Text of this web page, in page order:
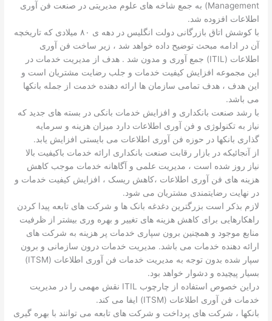
Management) به جمع شاخه های علوم مدیریتی در صنعت فن آوری
اطلاعات افزوده شد.
با کوشش اتاق بازرگانی دولت انگلیس در دهه ی ۸۰ میلادی که تاریخچه
آن در ادامه مبحث توضیح داده خواهد شد ، زیر ساخت فن آوری
اطلاعات (ITIL) جمع آوری و مدون شد . هدف از مدیریت خدمات در
این مجموعه افزایش کیفیت خدمات و جلب رضایت مشتریان است و
این هدف ، هدف تمامی سازمان ها ارائه دهنده خدمت از جمله بانکها
می باشد.
با رشد صنعت بانکداری و افزایش خدمات بانکی در بسته های جدید که
نیاز به تکنولوژی و فن آوری اطلاعات دارد میزان هزینه و سرمایه
گذاری بانکها در حوزه فن آوری اطلاعات می بایستی افزایش یابد.
از آنجائیکه در بازار رقابت صنعت بانکداری ارائه خدمات باکیفیت بالا
نیاز روز شده است ، مدیریت علمی و آگاهانه خدمات موجب کاهش
هزینه های فن آوری اطلاعات ،کاهش ریسک ، افزایش کیفیت خدمات و
در نهایت رضایتمندی مشتریان می شود.
لازم بذکر است بزرگترین دغدغه بانک ها و شرکت های تابعه پیدا کردن
راهکارهایی برای کاهش هزینه های تغییر و بهره وری بیشتر از ظرفیت
منابع موجود و همچنین برون سپاری خدمات پر هزینه به شرکت های
ارائه دهنده خدمات می باشد. مدیریت خدمات درون سازمانی و برون
سپار شده بدون توجه به مدیریت خدمات فن آوری اطلاعات (ITSM)
بسیار پیچیده و دشوار خواهد بود.
دراین خصوص استفاده از چارچوب ITIL نقش مهمی را در مدیریت
خدمات فن آوری اطلاعات (ITSM) ایفا می کند.
بانکها ، شرکت های پرداخت و شرکت های تابعه می توانند با بهره گیری